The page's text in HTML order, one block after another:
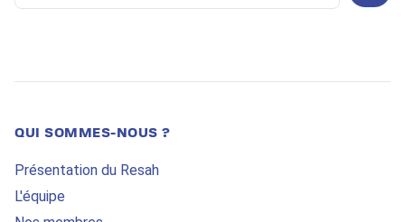
...
QUI SOMMES-NOUS ?
Présentation du Resah
L'équipe